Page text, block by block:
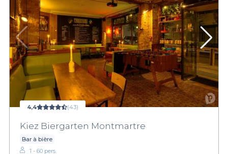
4,4 (43)
Kiez Biergarten Montmartre
Bar à bière
1 - 60 pers.